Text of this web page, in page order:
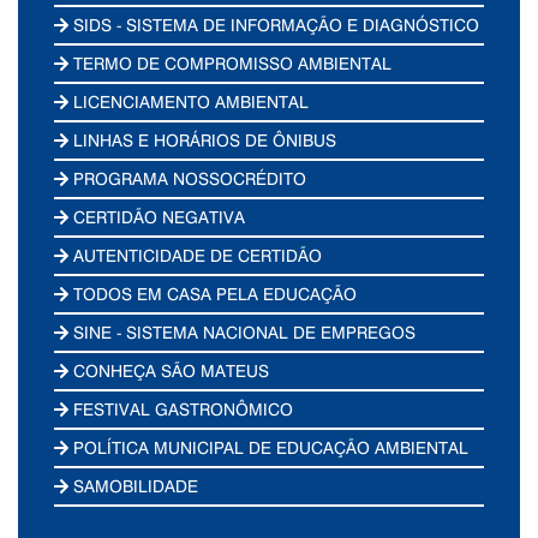
SIDS - SISTEMA DE INFORMAÇÃO E DIAGNÓSTICO
TERMO DE COMPROMISSO AMBIENTAL
LICENCIAMENTO AMBIENTAL
LINHAS E HORÁRIOS DE ÔNIBUS
PROGRAMA NOSSOCRÉDITO
CERTIDÃO NEGATIVA
AUTENTICIDADE DE CERTIDÃO
TODOS EM CASA PELA EDUCAÇÃO
SINE - SISTEMA NACIONAL DE EMPREGOS
CONHEÇA SÃO MATEUS
FESTIVAL GASTRONÔMICO
POLÍTICA MUNICIPAL DE EDUCAÇÃO AMBIENTAL
SAMOBILIDADE